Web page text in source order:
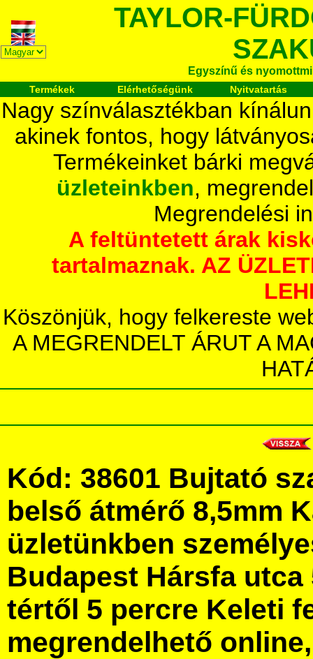
TAYLOR-
Egyszínű és
Termékek Elérhetőségünk Nyitvatartás
Nagy színválasztékban
akinek fontos, hogy
Termékeinket bárki
üzleteinkben,
Megrendelési
A feltüntetett árak
tartalmaznak. AZ
Köszönjük, hogy felkereste
A MEGRENDELT ÁRUT A
Kód: 38601 Bujtató
belső átmérő 8,5mm
üzletünkben
Budapest Hársfa utca
tértől 5 percre Keleti
megrendelhető